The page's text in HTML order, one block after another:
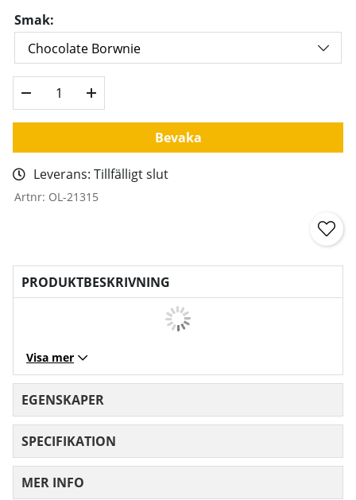
Smak:
Bevaka
Leverans: Tillfälligt slut
Artnr: OL-21315
PRODUKTBESKRIVNING
Visa mer
EGENSKAPER
SPECIFIKATION
MER INFO